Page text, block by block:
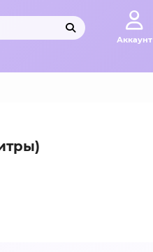
Аккаунт